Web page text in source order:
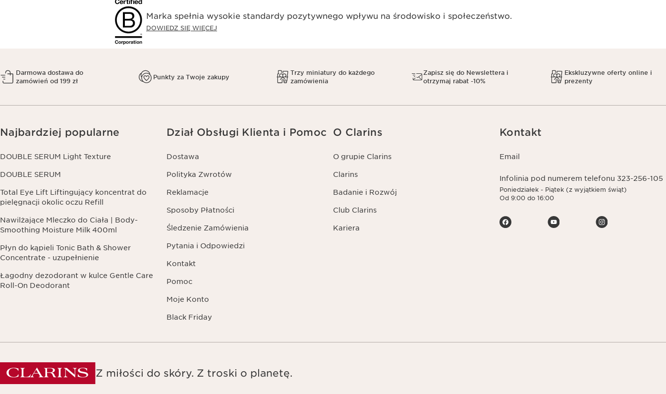
Marka spełnia wysokie standardy pozytywnego wpływu na środowisko i społeczeństwo.​
DOWIEDZ SIĘ WIĘCEJ
Darmowa dostawa do
zamówień od 199 zł
Punkty za Twoje zakupy
Trzy miniatury do każdego
zamówienia
Zapisz się do Newslettera i
otrzymaj rabat -10%
Ekskluzywne oferty online i
prezenty
Najbardziej popularne
DOUBLE SERUM Light Texture
DOUBLE SERUM
Total Eye Lift Liftingujący koncentrat do
pielęgnacji okolic oczu Refill
Nawilżające Mleczko do Ciała | Body-
Smoothing Moisture Milk 400ml
Płyn do kąpieli Tonic Bath & Shower
Concentrate - uzupełnienie
Łagodny dezodorant w kulce Gentle Care
Roll-On Deodorant
Dział Obsługi Klienta i Pomoc
Dostawa
Polityka Zwrotów
Reklamacje
Sposoby Płatności
Śledzenie Zamówienia
Pytania i Odpowiedzi
Kontakt
Pomoc
Moje Konto
Black Friday
O Clarins
O grupie Clarins
Clarins
Badanie i Rozwój
Club Clarins
Kariera
Kontakt
Email
Infolinia pod numerem telefonu 323-256-105
Poniedziałek - Piątek (z wyjątkiem świąt)
Od 9:00 do 16:00
Z miłości do skóry. Z troski o planetę.